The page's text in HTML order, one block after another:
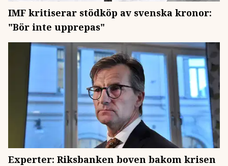
IMF kritiserar stödköp av svenska kronor:
"Bör inte upprepas"
Experter: Riksbanken boven bakom krisen